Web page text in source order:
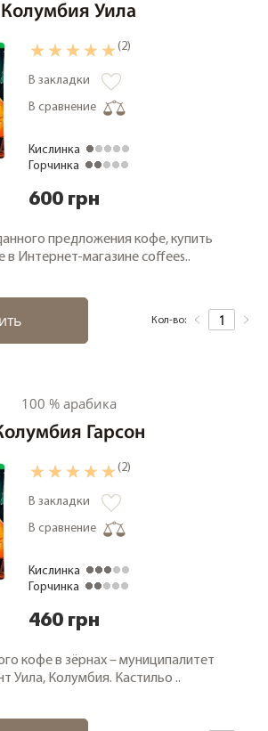
Колумбия Уила
(2)
В закладки
В сравнение
Кислинка
Горчинка
600 грн
предложения кофе, купить
Интернет-магазине coffees..
Кол-во:
100 % арабика
Гарсон
(2)
В закладки
В сравнение
Кислинка
Горчинка
460 грн
кофе в зёрнах – муниципалитет
Уила, Колумбия. Кастильо ..